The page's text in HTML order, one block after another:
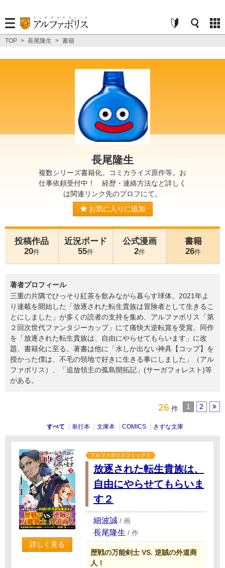
TOP > 長尾隆生 > 書籍
長尾隆生
複数シリーズ書籍化。コミカライズ原作等。お
仕事依頼受付中！ 経歴・連絡方法など詳しく
は関連リンク先のプロフにて。
お気に入りに追加
投稿作品
20件
近況ボード
55件
公式漫画
2件
書籍
26件
著者プロフィール
三重の片隅でひっそり紅茶を飲みながら暮らす球体。2021年よ
り連載を開始した「放逐された転生貴族は冒険者として生きるこ
とにしました」が多くの読者の支持を集め、アルファポリス「第
２回次世代ファンタジーカップ」にて痛快大逆転賞を受賞。同作
を「放逐された転生貴族は、自由にやらせてもらいます」に改
題、書籍化に至る。著書は他に「水しか出ない神具【コップ】を
授かった僕は、不毛の領地で好きに生きる事にしました」（アル
ファポリス）、「追放領主の孤島開拓記」(サーガフォレスト)等
がある。
26 件 1 2
すべて 単行本 文庫本 COMICS きずな文庫
詳しく見る
アルファポリスコミックス
放逐された転生貴族は、
自由にやらせてもらいま
す２
細波誠 / 画
長尾隆生 / 作
歴戦の万能剣士 VS. 逆賊の外道商
人！